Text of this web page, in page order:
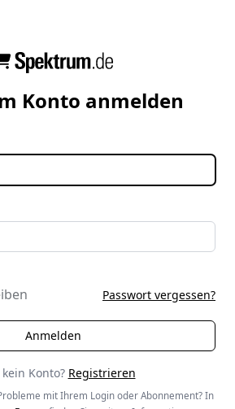
Konto anmelden
Passwort vergessen?
Konto? Registrieren
mit Ihrem Login oder Abonnement? In